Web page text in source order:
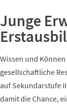
Junge
Wissen und
gesellschaftliche
auf Sekundarstufe
damit die Chance,